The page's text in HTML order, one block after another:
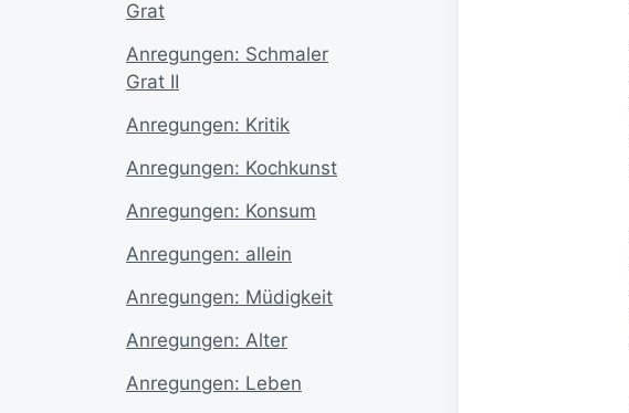
Grat
Anregungen: Schmaler
Grat II
Anregungen: Kritik
Anregungen: Kochkunst
Anregungen: Konsum
Anregungen: allein
Anregungen: Müdigkeit
Anregungen: Alter
Anregungen: Leben